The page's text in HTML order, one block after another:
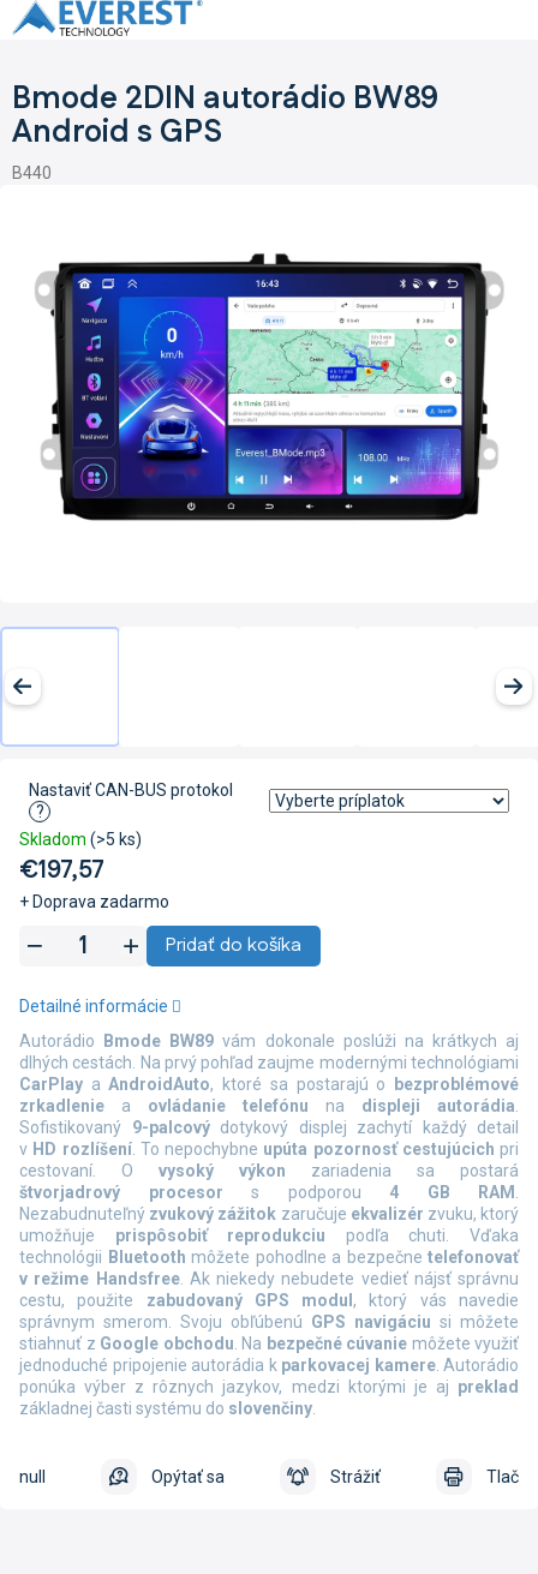
Prejsť
na
Bmode 2DIN autorádio BW89
Android s GPS
B440
€197,57
+ Doprava zadarmo
Jednotková
Skladom (>5 ks)
Nastaviť CAN-BUS protokol
?
Pridať do košíka
Autorádio Bmode BW89 vám dokonale poslúži na krátkych aj
dlhých cestách. Na prvý pohľad zaujme modernými technológiami
CarPlay aAndroidAuto, ktoré sa postarajú o
bezproblémové
zrkadlenie a ovládanie telefónu na displeji autorádia.
Sofistikovaný 9-palcovýdotykový displej zachytí každý detail
v HD rozlíšení. To nepochybne upúta pozornosť cestujúcich pri
cestovaní. O vysoký výkon zariadenia sa postará
štvorjadrový procesor s podporou 4 GB RAM .
Nezabudnuteľný zvukový zážitok zaručuje ekvalizér zvuku, ktorý
umožňuje prispôsobiť reprodukciu podľa chuti. Vďaka
technológii Bluetooth môžete pohodlne a bezpečne telefonovať
v režime Handsfree. Ak niekedy nebudete vedieť nájsť správnu
cestu, použite zabudovaný GPS modul, ktorý vás navedie
správnym smerom. Svoju obľúbenú GPS navigáciu si môžete
stiahnuť z Google obchodu. Na bezpečné cúvanie môžete využiť
jednoduché pripojenie autorádia k parkovacej kamere. Autorádio
ponúka výber z rôznych jazykov, medzi ktorými je aj preklad
základnej časti systému do slovenčiny.
Detailné informácie
Tlač
Opýtať sa Strážiť
null